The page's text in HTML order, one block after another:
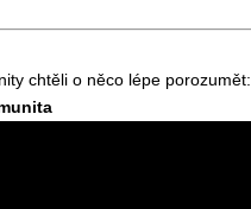
chtěli o něco lépe porozumět: